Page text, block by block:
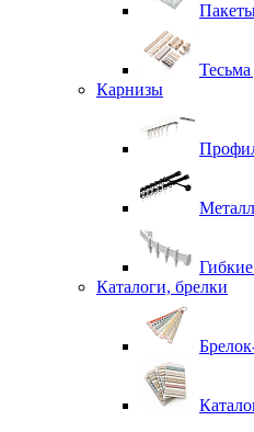
Тесьма
Карнизы
Каталоги, брелки